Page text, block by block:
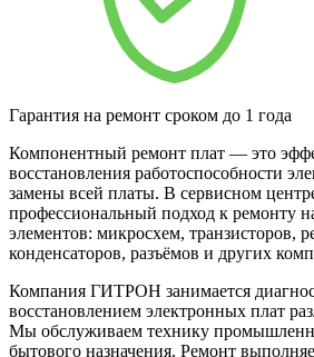
Гарантия на ремонт сроком до 1 года
Компонентный ремонт плат — это
восстановления работоспособности
замены всей платы. В сервисном
профессиональный подход к ремонту
элементов: микросхем, транзисторов,
конденсаторов, разъёмов и других
Компания ГИТРОН занимается
восстановлением электронных плат
Мы обслуживаем технику
бытового назначения. Ремонт